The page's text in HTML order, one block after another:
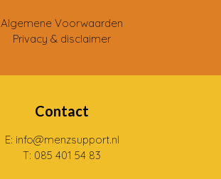
Algemene Voorwaarden
Privacy & disclaimer
Contact
E: info@menzsupport.nl
T: 085 401 54 83